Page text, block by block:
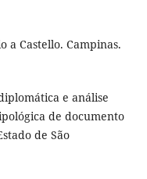
a Castello. Campinas.
e análise
de documento
de São